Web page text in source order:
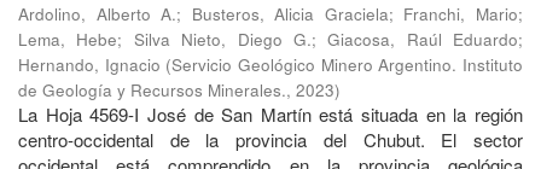
Ardolino, Alberto A.; Busteros, Alicia Graciela; Franchi, Mario;
Lema, Hebe; Silva Nieto, Diego G.;Giacosa, Raúl Eduardo;
Hernando, Ignacio (Servicio Geológico Minero Argentino. Instituto
de Geología y Recursos Minerales., 2023)
La Hoja 4569-I José de San Martín está situada en la región
centro-occidental de la provincia del Chubut. El sector